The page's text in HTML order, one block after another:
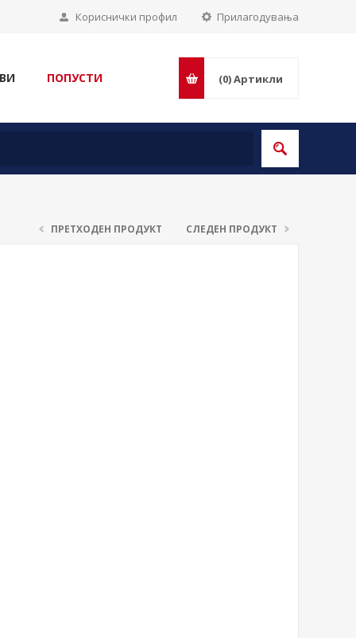
Прилагодувања
Кориснички профил
ПОПУСТИ (0)Артикли
ПРЕТХОДЕН ПРОДУКТ СЛЕДЕН ПРОДУКТ